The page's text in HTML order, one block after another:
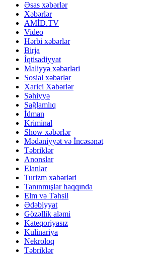
Əsas xəbərlər
Xəbərlər
AMİD.TV
Video
Hərbi xəbərlər
Birja
İqtisadiyyat
Maliyyə xəbərləri
Sosial xəbərlər
Xarici Xəbərlər
Səhiyyə
Sağlamlıq
İdman
Kriminal
Show xəbərlər
Mədəniyyət və İncəsənət
Təbriklər
Anonslar
Elanlar
Turizm xəbərləri
Tanınmışlar haqqında
Elm və Təhsil
Ədəbiyyat
Gözəllik aləmi
Kateqoriyasız
Kulinariya
Nekroloq
Təbriklər